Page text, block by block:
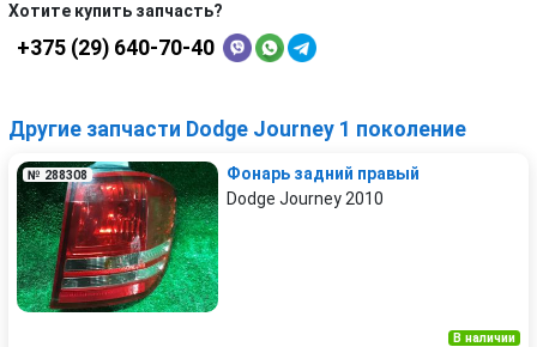
Хотите купить запчасть?
+375 (29) 640-70-40
Другие запчасти Dodge Journey 1 поколение
№ 288308
Фонарь задний правый
Dodge Journey 2010
В наличии